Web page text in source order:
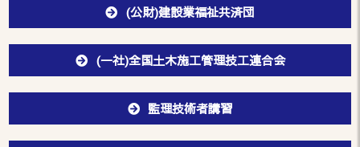
(公財)建設業福祉共済団
(一社)全国土木施工管理技工連合会
監理技術者講習